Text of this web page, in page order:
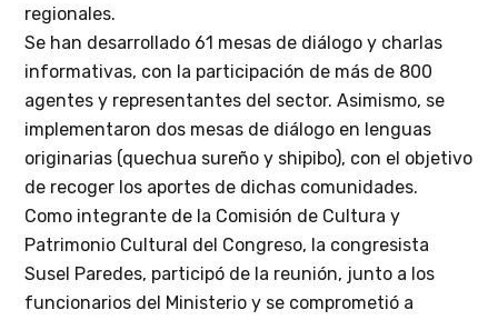
regionales.
Se han desarrollado 61 mesas de diálogo y charlas
informativas, con la participación de más de 800
agentes y representantes del sector. Asimismo, se
implementaron dos mesas de diálogo en lenguas
originarias (quechua sureño y shipibo), con el objetivo
de recoger los aportes de dichas comunidades.
Como integrante de la Comisión de Cultura y
Patrimonio Cultural del Congreso, la congresista
Susel Paredes, participó de la reunión, junto a los
funcionarios del Ministerio y se comprometió a